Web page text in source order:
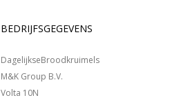
BEDRIJFSGEGEVENS
DagelijkseBroodkruimels
M&K Group B.V.
Volta 10N